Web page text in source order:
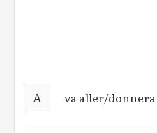
A va aller/donnera